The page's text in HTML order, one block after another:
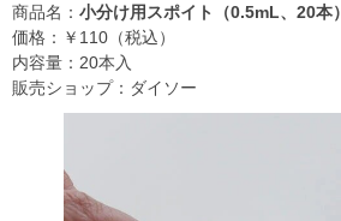
商品名： 小分け用スポイト（0.5mL、20本）
価格：￥110（税込）
内容量：20本入
販売ショップ：ダイソー